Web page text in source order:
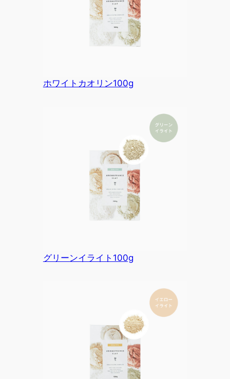
ホワイトカオリン100g
グリーンイライト100g